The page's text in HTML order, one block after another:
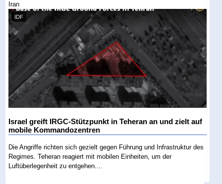
Iran
IDF
Israel greift IRGC-Stützpunkt in Teheran an und zielt auf
mobile Kommandozentren
Die Angriffe richten sich gezielt gegen Führung und Infrastruktur des
Regimes. Teheran reagiert mit mobilen Einheiten, um der
Luftüberlegenheit zu entgehen....